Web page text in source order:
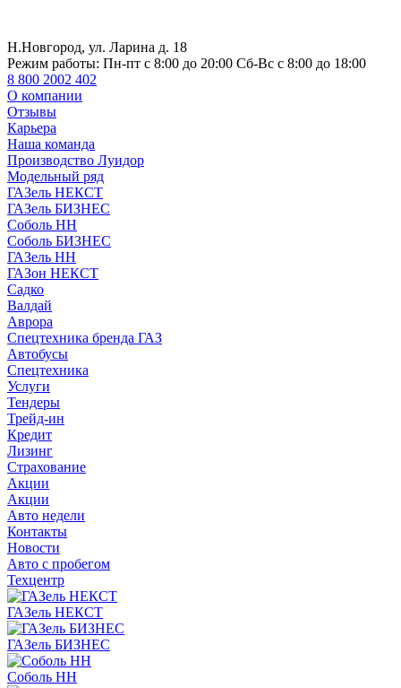
Н.Новгород, ул. Ларина д. 18
Режим работы: Пн-пт с 8:00 до 20:00 Сб-Вс с 8:00 до 18:00
8 800 2002 402
О компании
Отзывы
Карьера
Наша команда
Производство Луидор
Модельный ряд
ГАЗель НЕКСТ
ГАЗель БИЗНЕС
Соболь НН
Соболь БИЗНЕС
ГАЗель НН
ГАЗон НЕКСТ
Садко
Валдай
Аврора
Спецтехника бренда ГАЗ
Автобусы
Спецтехника
Услуги
Тендеры
Трейд-ин
Кредит
Лизинг
Страхование
Акции
Акции
Авто недели
Контакты
Новости
Авто с пробегом
Техцентр
ГАЗель НЕКСТ
ГАЗель БИЗНЕС
Соболь НН